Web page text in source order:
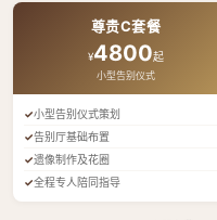
尊贵C套餐
¥4800起
小型告别仪式
小型告别仪式策划
告别厅基础布置
遗像制作及花圈
全程专人陪同指导